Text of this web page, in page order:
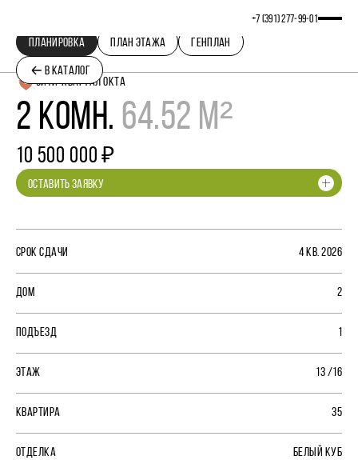
+7 (391) 277‒99‒01
В КАТАЛОГ
ПЛАНИРОВКА ПЛАН ЭТАЖА ГЕНПЛАН
СИТИ-КВАРТАЛ ОКТА
2 КОМН. 64.52 М²
10 500 000 ₽
ОСТАВИТЬ ЗАЯВКУ
СРОК СДАЧИ 4 КВ. 2026
ДОМ 2
ПОДЪЕЗД 1
ЭТАЖ 13 /16
КВАРТИРА 35
ОТДЕЛКА БЕЛЫЙ КУБ